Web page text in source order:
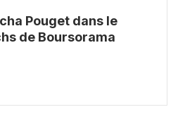
Pouget dans le
de Boursorama